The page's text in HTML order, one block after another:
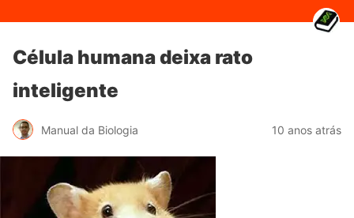
Célula humana deixa rato
inteligente
Manual da Biologia 10 anos atrás